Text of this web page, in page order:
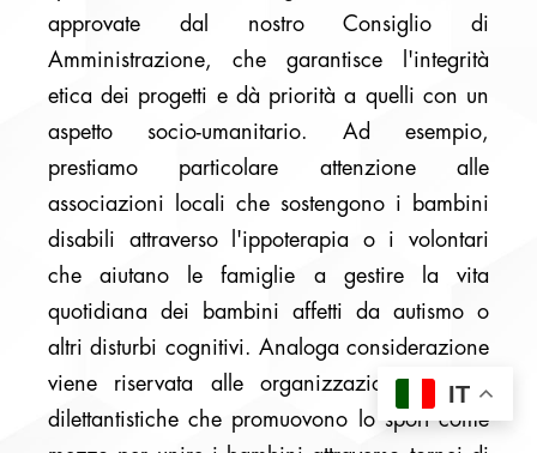
IT
approvate dal nostro Consiglio di
Amministrazione, che garantisce l'integrità
etica dei progetti e dà priorità a quelli con un
aspetto socio-umanitario. Ad esempio,
prestiamo particolare attenzione alle
associazioni locali che sostengono i bambini
disabili attraverso l'ippoterapia o i volontari
che aiutano le famiglie a gestire la vita
quotidiana dei bambini affetti da autismo o
altri disturbi cognitivi. Analoga considerazione
viene riservata alle organizzazioni sportive
dilettantistiche che promuovono lo sport come